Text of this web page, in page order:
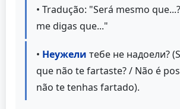
• Tradução: "Será mesmo
me digas que..."
• Неужели тебе не надоели?
que não te fartaste? / Não é
não te tenhas fartado).